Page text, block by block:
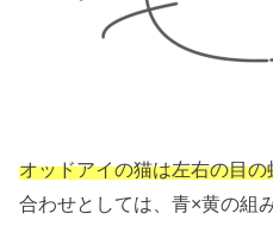
オッドアイの猫は左右の目
合わせとしては、青×黄の組